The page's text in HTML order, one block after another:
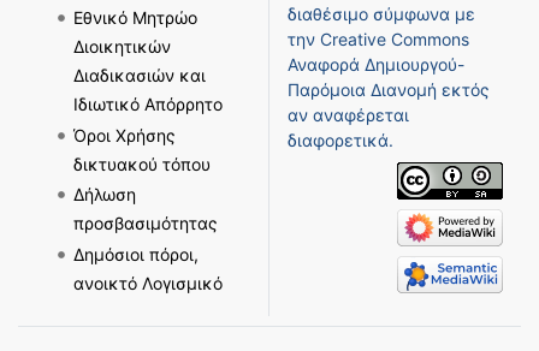
Εθνικό Μητρώο
Διοικητικών
Διαδικασιών και
Ιδιωτικό Απόρρητο
Όροι Χρήσης
δικτυακού τόπου
Δήλωση
προσβασιμότητας
Δημόσιοι πόροι,
ανοικτό Λογισμικό
διαθέσιμο σύμφωνα με
την Creative Commons
Αναφορά Δημιουργού-
Παρόμοια Διανομή εκτός
αν αναφέρεται
διαφορετικά.